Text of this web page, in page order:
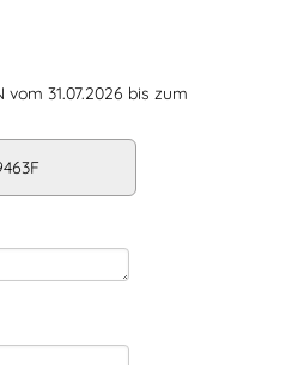
vom 31.07.2026 bis zum